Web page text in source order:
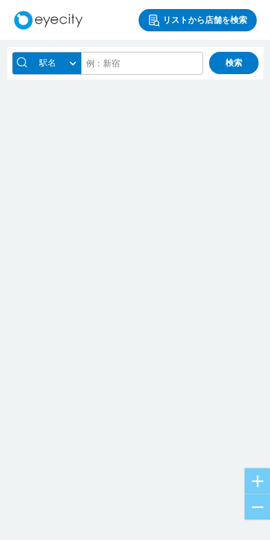
リストから店舗を検索
駅名 検索